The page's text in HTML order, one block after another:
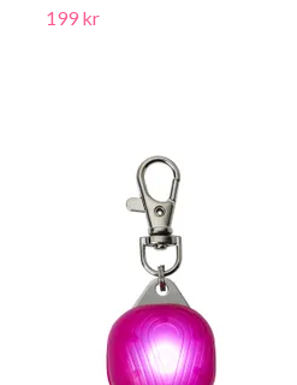
199 kr